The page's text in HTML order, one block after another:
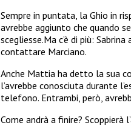
Sempre in puntata, la Ghio in
avrebbe aggiunto che quando
scegliesse.Ma c’è di più:
contattare Marciano.
Anche Mattia ha detto la sua
l’avrebbe conosciuta durante
telefono. Entrambi, però,
Come andrà a finire? Scoppierà